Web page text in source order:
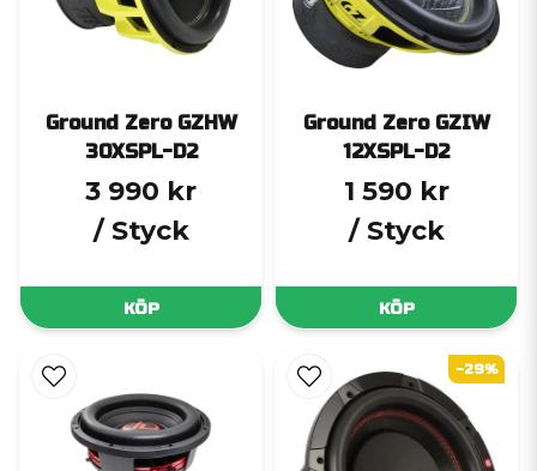
Ground Zero GZHW
30XSPL-D2
3 990 kr
/ Styck
KÖP
Ground Zero GZIW
12XSPL-D2
1 590 kr
/ Styck
KÖP
-29%